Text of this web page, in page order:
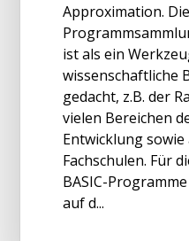
Approximation.
ist als ein
wissenschaftliche
gedacht, z.B. der
vielen Bereichen
Entwicklung
Fachschulen. Für
BASIC-
auf d...